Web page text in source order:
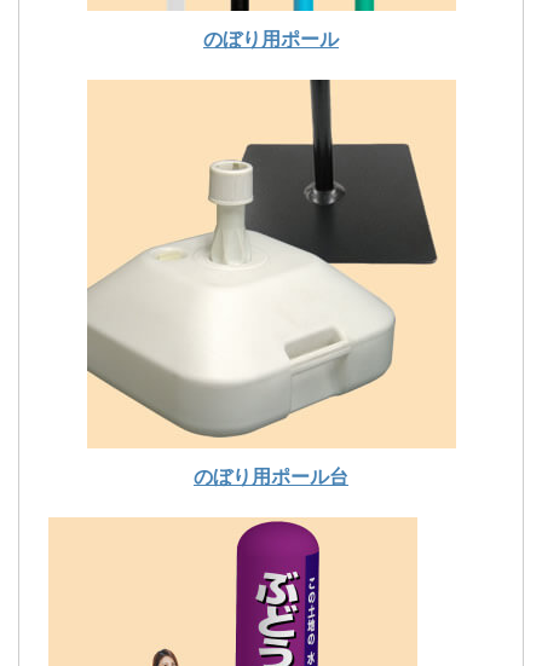
のぼり用ポール
のぼり用ポール台